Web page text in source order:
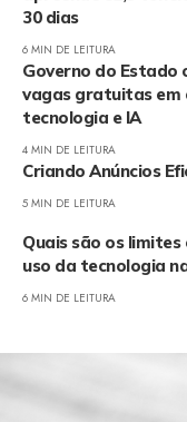
30 dias
6 MIN DE LEITURA
Governo do Estado
vagas gratuitas em
tecnologia e IA
4 MIN DE LEITURA
Criando Anúncios
5 MIN DE LEITURA
Quais são os
uso da tecnologia
6 MIN DE LEITURA